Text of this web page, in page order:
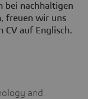
bei nachhaltigen
freuen wir uns
CV auf Englisch.
and